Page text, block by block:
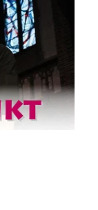
dass die
von
zwecks
Werbung.